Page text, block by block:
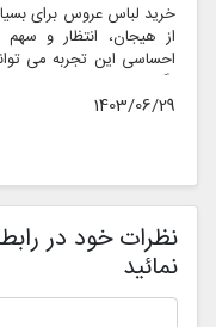
خرید لباس عروس برای
از هیجان، انتظار و
احساسی این تجربه می
بگذارد و منجر به
روانی عمیق تری را نیز
1403/06/29
نظرات خود در
نمائید